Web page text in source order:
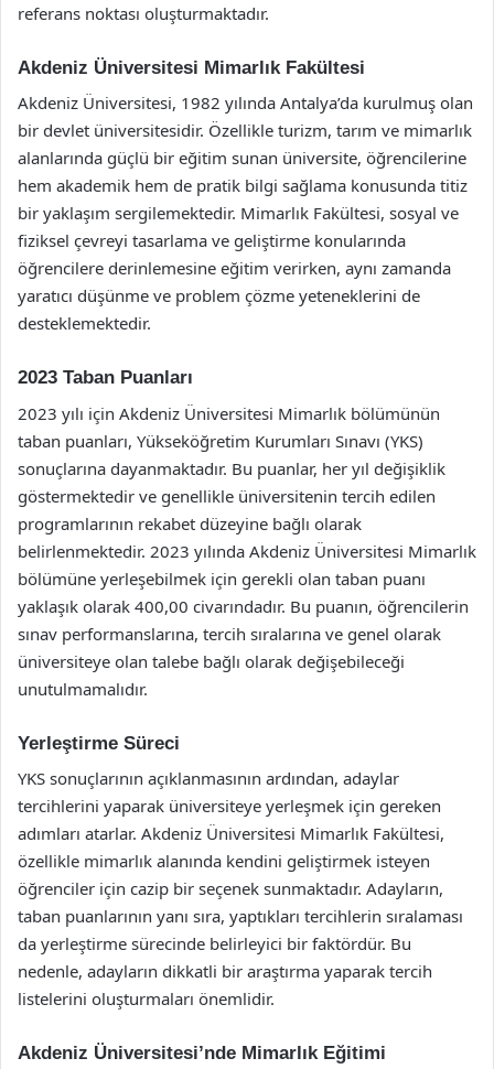
referans noktası oluşturmaktadır.
Akdeniz Üniversitesi Mimarlık Fakültesi
Akdeniz Üniversitesi, 1982 yılında Antalya’da kurulmuş olan
bir devlet üniversitesidir. Özellikle turizm, tarım ve mimarlık
alanlarında güçlü bir eğitim sunan üniversite, öğrencilerine
hem akademik hem de pratik bilgi sağlama konusunda titiz
bir yaklaşım sergilemektedir. Mimarlık Fakültesi, sosyal ve
fiziksel çevreyi tasarlama ve geliştirme konularında
öğrencilere derinlemesine eğitim verirken, aynı zamanda
yaratıcı düşünme ve problem çözme yeteneklerini de
desteklemektedir.
2023 Taban Puanları
2023 yılı için Akdeniz Üniversitesi Mimarlık bölümünün
taban puanları, Yükseköğretim Kurumları Sınavı (YKS)
sonuçlarına dayanmaktadır. Bu puanlar, her yıl değişiklik
göstermektedir ve genellikle üniversitenin tercih edilen
programlarının rekabet düzeyine bağlı olarak
belirlenmektedir. 2023 yılında Akdeniz Üniversitesi Mimarlık
bölümüne yerleşebilmek için gerekli olan taban puanı
yaklaşık olarak 400,00 civarındadır. Bu puanın, öğrencilerin
sınav performanslarına, tercih sıralarına ve genel olarak
üniversiteye olan talebe bağlı olarak değişebileceği
unutulmamalıdır.
Yerleştirme Süreci
YKS sonuçlarının açıklanmasının ardından, adaylar
tercihlerini yaparak üniversiteye yerleşmek için gereken
adımları atarlar. Akdeniz Üniversitesi Mimarlık Fakültesi,
özellikle mimarlık alanında kendini geliştirmek isteyen
öğrenciler için cazip bir seçenek sunmaktadır. Adayların,
taban puanlarının yanı sıra, yaptıkları tercihlerin sıralaması
da yerleştirme sürecinde belirleyici bir faktördür. Bu
nedenle, adayların dikkatli bir araştırma yaparak tercih
listelerini oluşturmaları önemlidir.
Akdeniz Üniversitesi’nde Mimarlık Eğitimi